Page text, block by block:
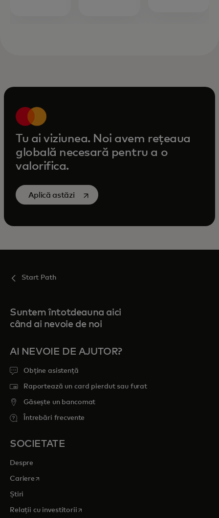
Tu ai viziunea. Noi avem rețeaua
globală necesară pentru a o
valorifica.
Aplică astăzi opens in a new tab
Start Path
Suntem întotdeauna aici
când ai nevoie de noi
AI NEVOIE DE AJUTOR?
Obține asistență
Raportează un card pierdut sau furat
Găsește un bancomat
Întrebări frecvente
SOCIETATE
Despre
Cariere opens in a new tab
Știri
Relații cu investitoriiopens in a new tab